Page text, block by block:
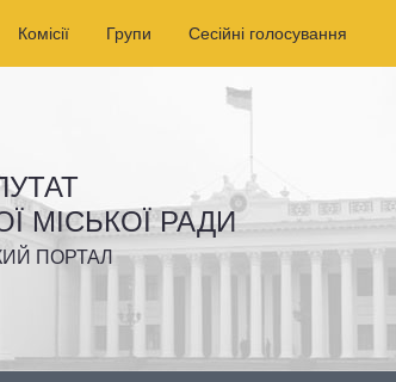
Комісії Групи Сесійні голосування
МІСЬКОЇ РАДИ
ПОРТАЛ